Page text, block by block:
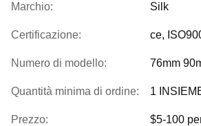
Marchio: Silk
Certificazione: ce,
Numero di modello: 76mm
Quantità minima di ordine: 1
Prezzo: $5-100